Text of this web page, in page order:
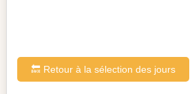
🔙 Retour à la sélection des jours